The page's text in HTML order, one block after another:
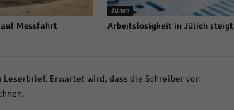
Messfahrt
Jülich
Arbeitslosigkeit in Jülich steigt
Erwartet wird, dass die Schreiber von